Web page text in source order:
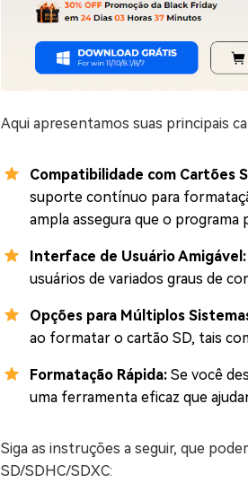
Aqui apresentamos suas principais
Compatibilidade com Cartões
suporte contínuo para
ampla assegura que o
Interface de Usuário Amigável:
usuários de variados graus de
Opções para Múltiplos
ao formatar o cartão SD, tais
Formatação Rápida: Se você
uma ferramenta eficaz que
Siga as instruções a seguir, que
SD/SDHC/SDXC: